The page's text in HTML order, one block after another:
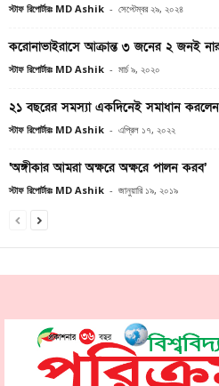
স্টাফ রিপোর্টারঃ MD Ashik - সেপ্টেম্বর ২৯, ২০২৪
করোনাভাইরাসে আক্রান্ত ৩ জনের ২ জনই
স্টাফ রিপোর্টারঃ MD Ashik - মার্চ ৯, ২০২০
২১ বছরের সমস্যা একদিনেই সমাধান করলেন
স্টাফ রিপোর্টারঃ MD Ashik - এপ্রিল ১৭, ২০২২
‘অঙ্গীকার আমরা অক্ষরে অক্ষরে পালন করব’
স্টাফ রিপোর্টারঃ MD Ashik - জানুয়ারি ১৯, ২০১৯